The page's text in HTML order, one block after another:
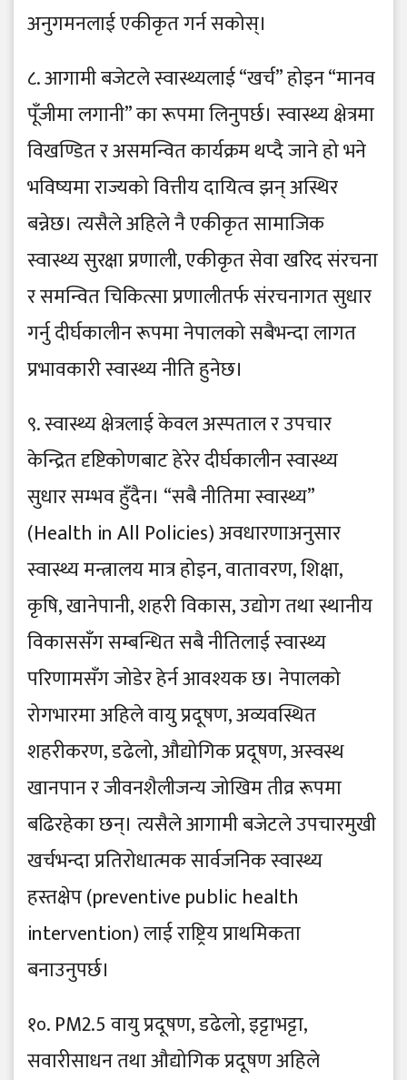
अनुगमनलाई एकीकृत गर्न सकोस्।
८. आगामी बजेटले स्वास्थ्यलाई “खर्च” होइन “मानव
पूँजीमा लगानी” का रूपमा लिनुपर्छ। स्वास्थ्य क्षेत्रमा
विखण्डित र असमन्वित कार्यक्रम थप्दै जाने हो भने
भविष्यमा राज्यको वित्तीय दायित्व झन् अस्थिर
बन्नेछ। त्यसैले अहिले नै एकीकृत सामाजिक
स्वास्थ्य सुरक्षा प्रणाली, एकीकृत सेवा खरिद संरचना
र समन्वित चिकित्सा प्रणालीतर्फ संरचनागत सुधार
गर्नु दीर्घकालीन रूपमा नेपालको सबैभन्दा लागत
प्रभावकारी स्वास्थ्य नीति हुनेछ।
९. स्वास्थ्य क्षेत्रलाई केवल अस्पताल र उपचार
केन्द्रित दृष्टिकोणबाट हेरेर दीर्घकालीन स्वास्थ्य
सुधार सम्भव हुँदैन। “सबै नीतिमा स्वास्थ्य”
(Health in All Policies) अवधारणाअनुसार
स्वास्थ्य मन्त्रालय मात्र होइन, वातावरण, शिक्षा,
कृषि, खानेपानी, शहरी विकास, उद्योग तथा स्थानीय
विकाससँग सम्बन्धित सबै नीतिलाई स्वास्थ्य
परिणामसँग जोडेर हेर्न आवश्यक छ। नेपालको
रोगभारमा अहिले वायु प्रदूषण, अव्यवस्थित
शहरीकरण, डढेलो, औद्योगिक प्रदूषण, अस्वस्थ
खानपान र जीवनशैलीजन्य जोखिम तीव्र रूपमा
बढिरहेका छन्। त्यसैले आगामी बजेटले उपचारमुखी
खर्चभन्दा प्रतिरोधात्मक सार्वजनिक स्वास्थ्य
हस्तक्षेप (preventive public health
intervention) लाई राष्ट्रिय प्राथमिकता
बनाउनुपर्छ।
१०. PM2.5 वायु प्रदूषण, डढेलो, इट्टाभट्टा,
सवारीसाधन तथा औद्योगिक प्रदूषण अहिले